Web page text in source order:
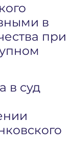
в
при
в суд